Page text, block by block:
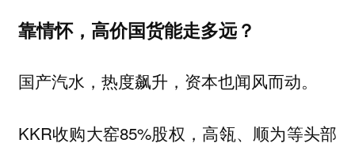
靠情怀，高价国货能走多远？
国产汽水，热度飙升，资本也闻风而动。
KKR收购大窑85%股权，高瓴、顺为等头部